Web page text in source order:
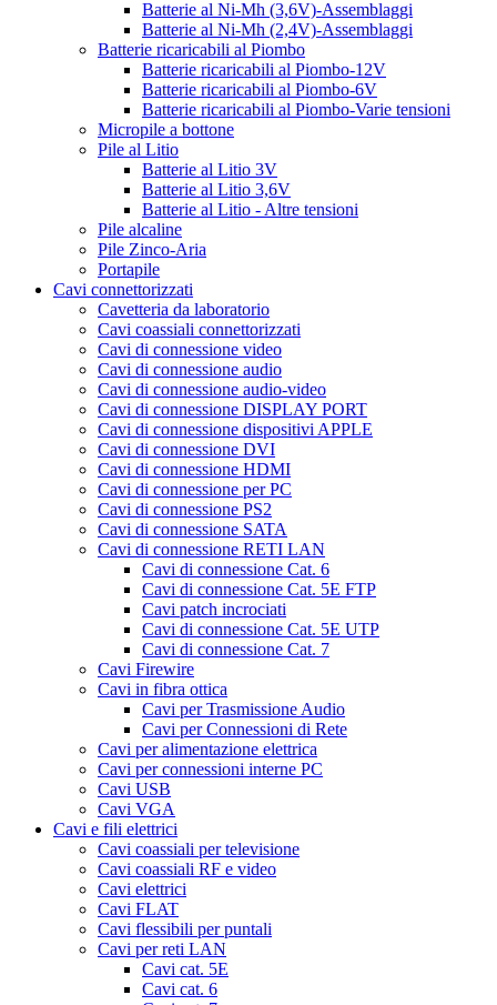
Batterie al Ni-Mh (3,6V)-Assemblaggi
Batterie al Ni-Mh (2,4V)-Assemblaggi
Batterie ricaricabili al Piombo
Batterie ricaricabili al Piombo-12V
Batterie ricaricabili al Piombo-6V
Batterie ricaricabili al Piombo-Varie tensioni
Micropile a bottone
Pile al Litio
Batterie al Litio 3V
Batterie al Litio 3,6V
Batterie al Litio - Altre tensioni
Pile alcaline
Pile Zinco-Aria
Portapile
Cavi connettorizzati
Cavetteria da laboratorio
Cavi coassiali connettorizzati
Cavi di connessione video
Cavi di connessione audio
Cavi di connessione audio-video
Cavi di connessione DISPLAY PORT
Cavi di connessione dispositivi APPLE
Cavi di connessione DVI
Cavi di connessione HDMI
Cavi di connessione per PC
Cavi di connessione PS2
Cavi di connessione SATA
Cavi di connessione RETI LAN
Cavi di connessione Cat. 6
Cavi di connessione Cat. 5E FTP
Cavi patch incrociati
Cavi di connessione Cat. 5E UTP
Cavi di connessione Cat. 7
Cavi Firewire
Cavi in fibra ottica
Cavi per Trasmissione Audio
Cavi per Connessioni di Rete
Cavi per alimentazione elettrica
Cavi per connessioni interne PC
Cavi USB
Cavi VGA
Cavi e fili elettrici
Cavi coassiali per televisione
Cavi coassiali RF e video
Cavi elettrici
Cavi FLAT
Cavi flessibili per puntali
Cavi per reti LAN
Cavi cat. 5E
Cavi cat. 6